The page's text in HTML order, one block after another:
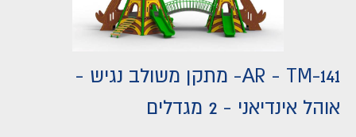
AR - TM-141- מתקן משולב נגיש -
אוהל אינדיאני - 2 מגדלים